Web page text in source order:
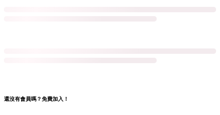
還沒有會員嗎？免費加入！